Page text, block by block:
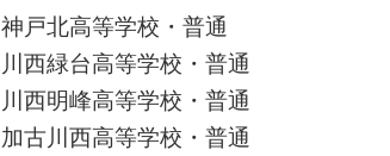
神戸北高等学校・普通
川西緑台高等学校・普通
川西明峰高等学校・普通
加古川西高等学校・普通